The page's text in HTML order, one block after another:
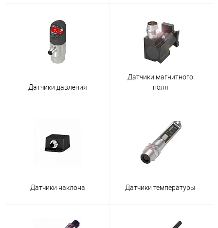
Датчики давления
Датчики магнитного
поля
Датчики наклона Датчики температуры